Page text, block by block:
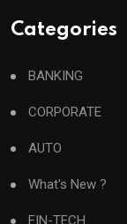
Categories
BANKING
CORPORATE
AUTO
What's New ?
FIN-TECH